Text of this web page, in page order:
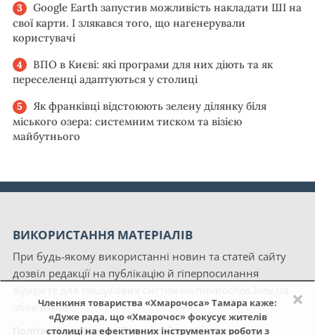
×
Членкиня товариства «Хмарочоса» Тамара каже:
«Дуже рада, що «Хмарочос» фокусує жителів
столиці на ефективних інструментах роботи з
Google Earth запустив можливість накладати ШІ на
свої карти. І злякався того, що нагенерували
користувачі
ВПО в Києві: які програми для них діють та як
переселенці адаптуються у столиці
Як франківці відстоюють зелену ділянку біля
міського озера: системним тиском та візією
майбутнього
ВИКОРИСТАННЯ МАТЕРІАЛІВ
При будь-якому використанні новин та статей сайту
дозвіл редакції на публікацію й гіперпосилання
обов'язкові.
Політика конфіденційності сайту «Хмарочос»